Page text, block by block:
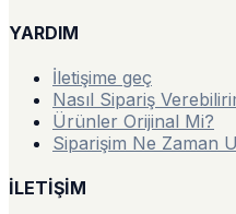
YARDIM
İletişime geç
Nasıl Sipariş
Ürünler Orijinal Mi?
Siparişim Ne Zaman
İLETİŞİM